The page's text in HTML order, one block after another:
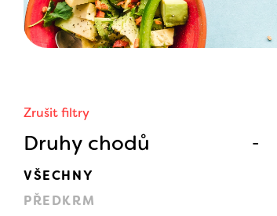
Zrušit filtry
Druhy chodů
VŠECHNY
PŘEDKRM